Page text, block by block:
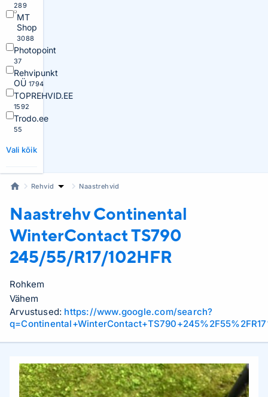
289
MT
Shop
3088
Photopoint
37
Rehvipunkt
OÜ 1794
TOPREHVID.EE
1592
Trodo.ee
55
Vali kõik
Rehvid Naastrehvid
Naastrehv Continental
WinterContact TS790
245/55/R17/102HFR
Rohkem
Vähem
Arvustused: https://www.google.com/search?